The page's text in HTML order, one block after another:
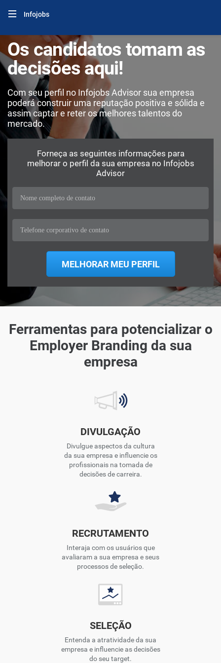
Infojobs
Os candidatos tomam as
decisões aqui!
Com seu perfil no Infojobs Advisor sua empresa
poderá construir uma reputação positiva e sólida e
assim captar e reter os melhores talentos do
mercado.
Forneça as seguintes informações para
melhorar o perfil da sua empresa no Infojobs
Advisor
Ferramentas para potencializar o
Employer Branding da sua
empresa
DIVULGAÇÃO
Divulgue aspectos da cultura
da sua empresa e influencie os
profissionais na tomada de
decisões de carreira.
RECRUTAMENTO
Interaja com os usuários que
avaliaram a sua empresa e seus
processos de seleção.
SELEÇÃO
Entenda a atratividade da sua
empresa e influencie as decisões
do seu target.